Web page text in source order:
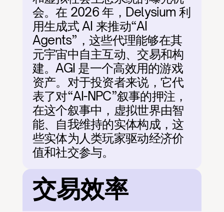
会。在 2026 年，Delysium 利
用生成式 AI 来推动“AI
Agents”，这些代理能够在其
元宇宙中自主互动、交易和构
建。AGI 是一个高效用的游戏
资产。对于投资者来说，它代
表了对“AI-NPC”叙事的押注，
在这个叙事中，虚拟世界由智
能、自我维持的实体构成，这
些实体为人类玩家驱动经济价
值和社交参与。
交易效率